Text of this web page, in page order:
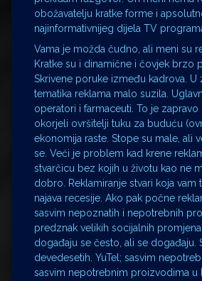
obožavatelju kratke forme i
najinformativnijeg dijela TV
Vama je možda čudno, ali meni su
Kratke su i dinamične i čovjek brzo
Skrivene poruke između kadrova. U
tematika reklama malo suzila.
operatori i farmaceuti. To je
okorjeli ovršitelji tuku za buduću
ekonomija raste. Stope su male, ali
se. Veći je problem kad krene
stvarčicu bez kojih u životu kao ne
dobro. Reklamiranje stvari koja vam
najava recesije. Ako pak počne
sasvim nepoznatih i nepotrebnih
predznak velikih socijalnih
događaju se često, ali se događaju.
devedesetih. YuTel; sasvim
sasvim nepotrebnim proizvodima u